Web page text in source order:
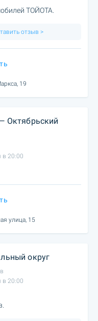
ТОЙОТА.
отзыв >
19
Октябрьский
в 20:00
улица, 15
округ
в 20:00